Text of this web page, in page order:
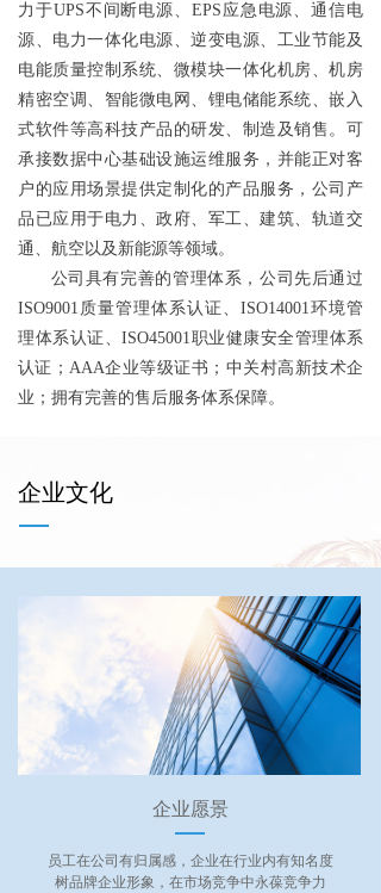
力于UPS不间断电源、EPS应急电源、通信电
源、电力一体化电源、逆变电源、工业节能及
电能质量控制系统、微模块一体化机房、机房
精密空调、智能微电网、锂电储能系统、嵌入
式软件等高科技产品的研发、制造及销售。可
承接数据中心基础设施运维服务，并能正对客
户的应用场景提供定制化的产品服务，公司产
品已应用于电力、政府、军工、建筑、轨道交
通、航空以及新能源等领域。
公司具有完善的管理体系，公司先后通过
ISO9001质量管理体系认证、ISO14001环境管
理体系认证、ISO45001职业健康安全管理体系
认证；AAA企业等级证书；中关村高新技术企
业；拥有完善的售后服务体系保障。
企业文化
企业愿景
员工在公司有归属感，企业在行业内有知名度
树品牌企业形象，在市场竞争中永葆竞争力